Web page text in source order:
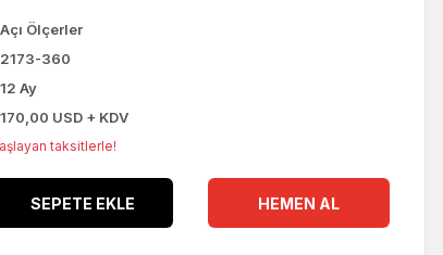
Açı Ölçerler
2173-360
12 Ay
170,00 USD + KDV
taksitlerle!
SEPETE EKLE HEMEN AL